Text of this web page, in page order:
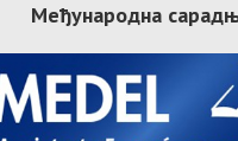
Међународна